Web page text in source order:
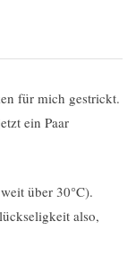
für mich gestrickt.
ein Paar
über 30°C).
also,